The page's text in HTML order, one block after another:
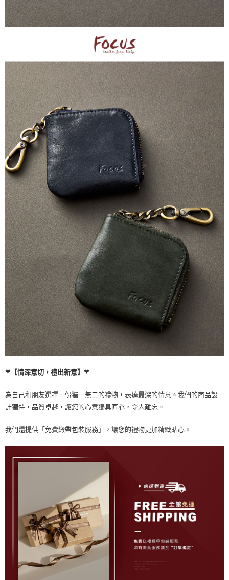
❤ 【情深意切，禮出新意】 ❤
為自己和朋友選擇一份獨一無二的禮物，表達最深的情意。我們的商品設
計獨特，品質卓越，讓您的心意獨具匠心，令人難忘。
我們還提供「免費緞帶包裝服務」，讓您的禮物更加精緻貼心。